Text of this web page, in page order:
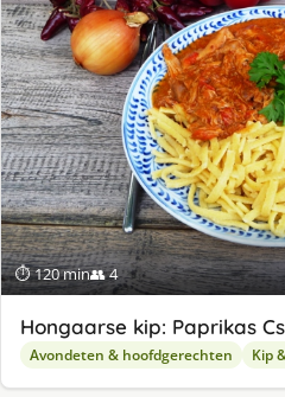
⏱ 120 min👥 4
Hongaarse kip: Paprikas
Avondeten & hoofdgerechten Kip